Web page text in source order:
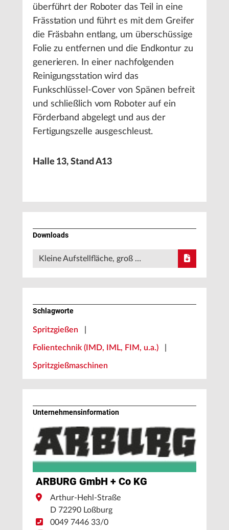
überführt der Roboter das Teil in eine
Frässtation und führt es mit dem Greifer
die Fräsbahn entlang, um überschüssige
Folie zu entfernen und die Endkontur zu
generieren. In einer nachfolgenden
Reinigungsstation wird das
Funkschlüssel-Cover von Spänen befreit
und schließlich vom Roboter auf ein
Förderband abgelegt und aus der
Fertigungszelle ausgeschleust.
Halle 13, Stand A13
Downloads
Kleine Aufstellfläche, groß …
Schlagworte
Spritzgießen
Folientechnik (IMD, IML, FIM, u.a.)
Spritzgießmaschinen
Unternehmens­information
ARBURG GmbH + Co KG
Arthur-Hehl-Straße
D 72290 Loßburg
0049 7446 33/0